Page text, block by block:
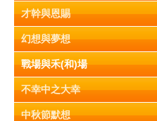
才幹與恩賜
幻想與夢想
戰場與禾(和)場
不幸中之大幸
中秋節默想